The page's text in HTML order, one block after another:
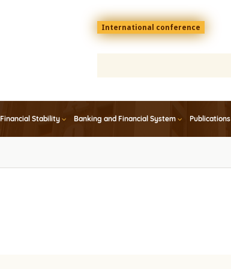
Menu
top
En
International conference
Financial Stability Banking and Financial System Publications